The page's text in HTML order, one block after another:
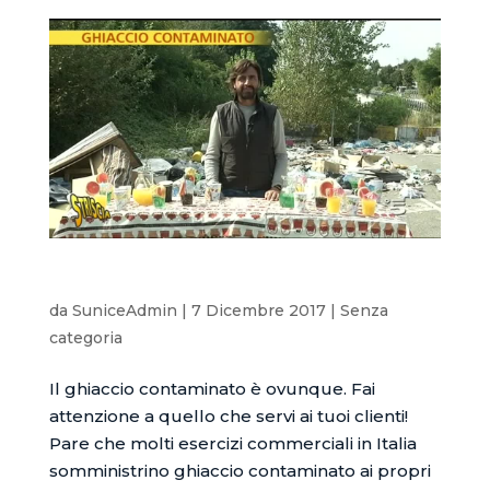
da SuniceAdmin | 7 Dicembre 2017| Senza
categoria
Il ghiaccio contaminato è ovunque. Fai
attenzione a quello che servi ai tuoi clienti!
Pare che molti esercizi commerciali in Italia
somministrino ghiaccio contaminato ai propri